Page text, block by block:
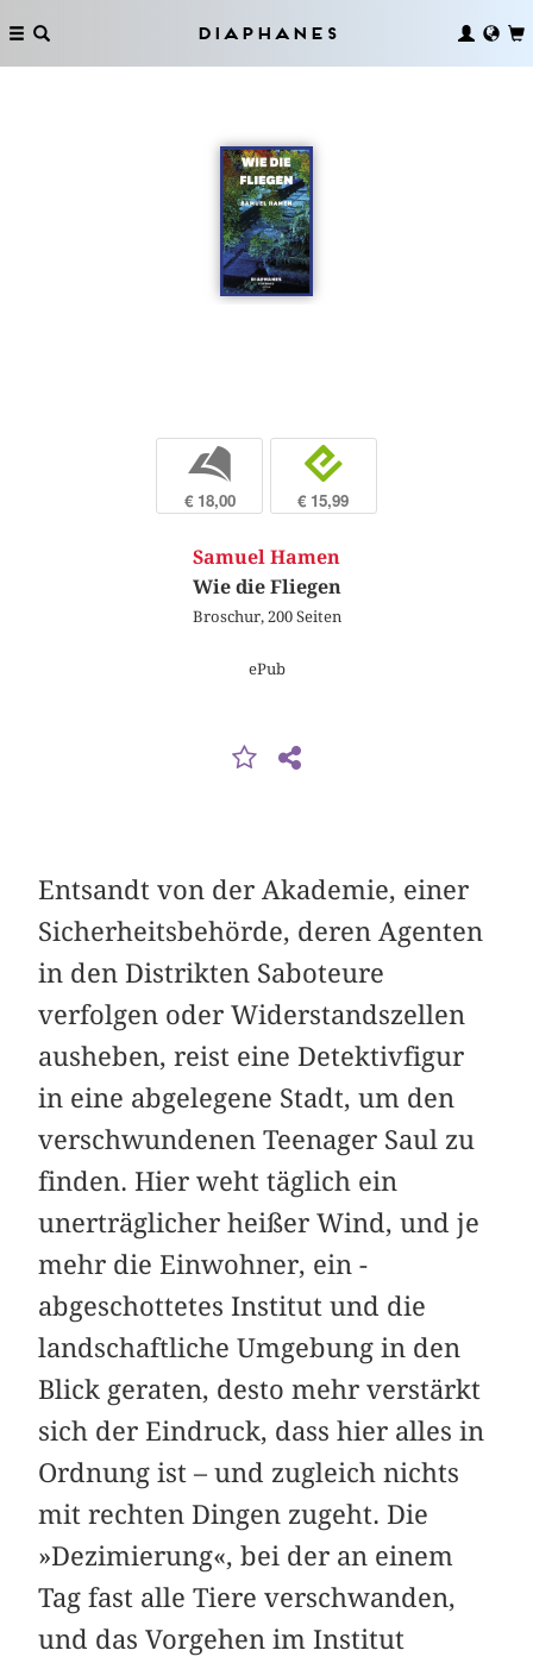
Diaphanes
b
€ 18,00
e
€ 15,99
Samuel Hamen
Wie die Fliegen
Broschur, 200 Seiten
ePub
Entsandt von der Akademie, einer
Sicherheitsbehörde, deren Agenten
in den ­Distrikten Saboteure
verfolgen oder Widerstandszellen
ausheben, reist eine Detektivfigur
in eine ­abgelegene Stadt, um den
verschwundenen Teenager Saul zu
finden. Hier weht täglich ein
unerträglicher heißer Wind, und je
mehr die Einwohner, ein ­
abgeschottetes Institut und die
landschaftliche Umgebung in den
Blick geraten, desto mehr verstärkt
sich der Eindruck, dass hier alles in
Ordnung ist – und zugleich nichts
mit ­rechten Dingen zugeht. Die
»Dezimierung«, bei der an einem
Tag fast alle Tiere ­verschwanden,
und das Vorgehen im Institut